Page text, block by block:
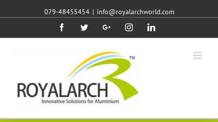
079-48455454 | info@royalarchworld.com
FacebookTwitterGoogle+InstagramLinkedin